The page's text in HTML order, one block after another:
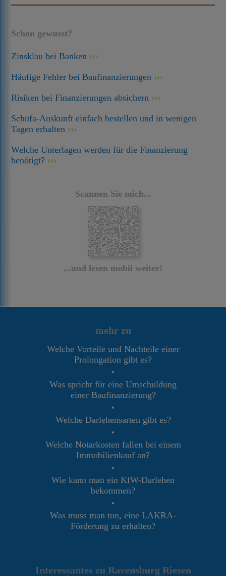
Schon gewusst?
Zinsklau bei Banken
Häufige Fehler bei Baufinanzierungen
Risiken bei Finanzierungen absichern
Schufa-Auskunft einfach bestellen und in wenigen
Tagen erhalten
Welche Unterlagen werden für die Finanzierung
benötigt?
Scannen Sie mich...
...und lesen mobil weiter!
mehr zu
Welche Vorteile und Nachteile einer
Prolongation gibt es?
•
Was spricht für eine Umschuldung
einer Baufinanzierung?
•
Welche Darlehensarten gibt es?
•
Welche Notarkosten fallen bei einem
Immobilienkauf an?
•
Wie kann man ein KfW-Darlehen
bekommen?
•
Was muss man tun, eine LAKRA-
Förderung zu erhalten?
Interessantes zu Ravensburg Riesen